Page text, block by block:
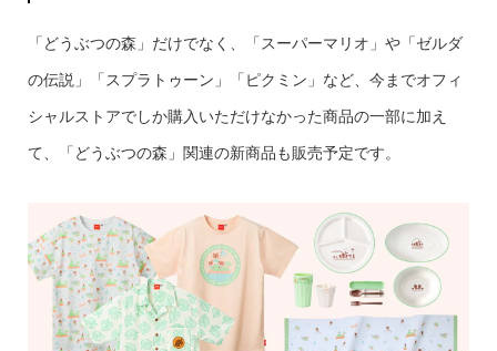
「どうぶつの森」だけでなく、「スーパーマリオ」や「ゼルダ
の伝説」「スプラトゥーン」「ピクミン」など、今までオフィ
シャルストアでしか購入いただけなかった商品の一部に加え
て、「どうぶつの森」関連の新商品も販売予定です。